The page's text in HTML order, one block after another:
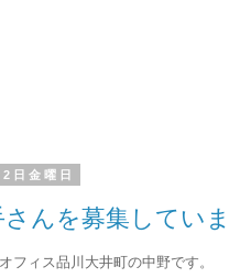
日金曜日
さんを募集してい
フィス品川大井町の中野です。